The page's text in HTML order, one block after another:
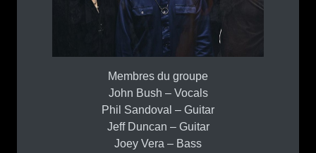
Membres du groupe
John Bush – Vocals
Phil Sandoval – Guitar
Jeff Duncan – Guitar
Joey Vera – Bass